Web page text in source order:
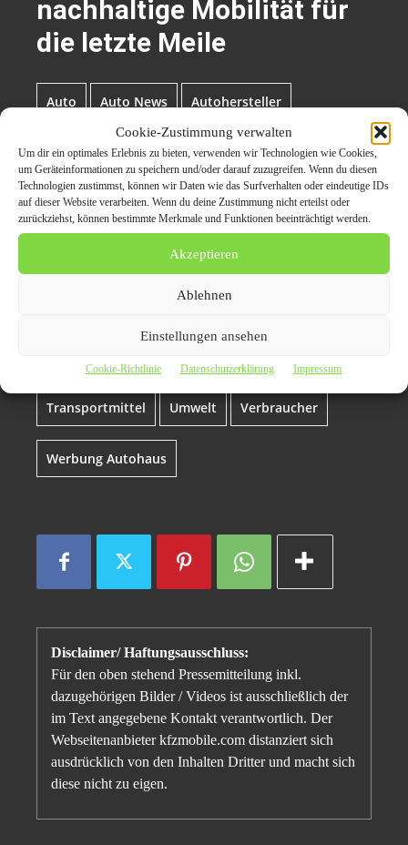
Cookie-Zustimmung verwalten
Um dir ein optimales Erlebnis zu bieten, verwenden wir Technologien wie Cookies,
um Geräteinformationen zu speichern und/oder darauf zuzugreifen. Wenn du diesen
Technologien zustimmst, können wir Daten wie das Surfverhalten oder eindeutige IDs
auf dieser Website verarbeiten. Wenn du deine Zustimmung nicht erteilst oder
zurückziehst, können bestimmte Merkmale und Funktionen beeinträchtigt werden.
Akzeptieren
Ablehnen
Einstellungen ansehen
Cookie-Richtlinie Datenschutzerklärung Impressum
nachhaltige Mobilität für
die letzte Meile
Auto Auto News Autohersteller
AutoNews- Carpr.de Fahrzeug Handel
Mobilitätslösung Neue Produkte
Roller Scooter
Transportmittel Umwelt Verbraucher
Werbung Autohaus
Disclaimer/ Haftungsausschluss:
Für den oben stehend Pressemitteilung inkl.
dazugehörigen Bilder / Videos ist ausschließlich der
im Text angegebene Kontakt verantwortlich. Der
Webseitenanbieter kfzmobile.com distanziert sich
ausdrücklich von den Inhalten Dritter und macht sich
diese nicht zu eigen.